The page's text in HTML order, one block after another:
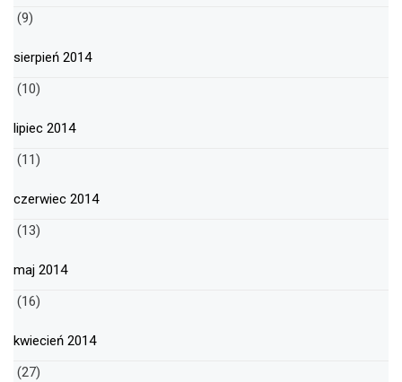
(9)
sierpień 2014
(10)
lipiec 2014
(11)
czerwiec 2014
(13)
maj 2014
(16)
kwiecień 2014
(27)